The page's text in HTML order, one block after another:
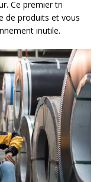
Ce premier tri
de produits et vous
inutile.